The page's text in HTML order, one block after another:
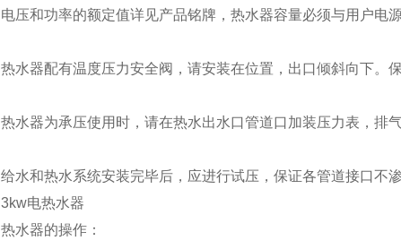
电压和功率的额定值详见产品铭牌，热水器容量必须与用户电
热水器配有温度压力安全阀，请安装在位置，出口倾斜向下。
热水器为承压使用时，请在热水出水口管道口加装压力表，排
给水和热水系统安装完毕后，应进行试压，保证各管道接口不渗
3kw电热水器
热水器的操作：